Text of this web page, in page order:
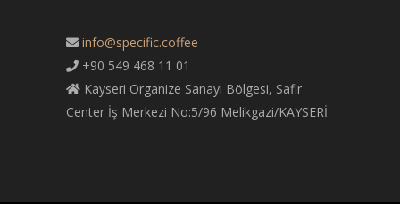
info@specific.coffee
+90 549 468 11 01
Kayseri Organize Sanayi Bölgesi, Safir
Center İş Merkezi No:5/96 Melikgazi/KAYSERİ